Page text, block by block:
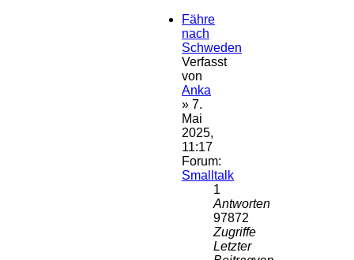
Fähre
nach
Schweden
Verfasst
von
Anka
» 7.
Mai
2025,
11:17
Forum:
Smalltalk
1
Antworten
97872
Zugriffe
Letzter